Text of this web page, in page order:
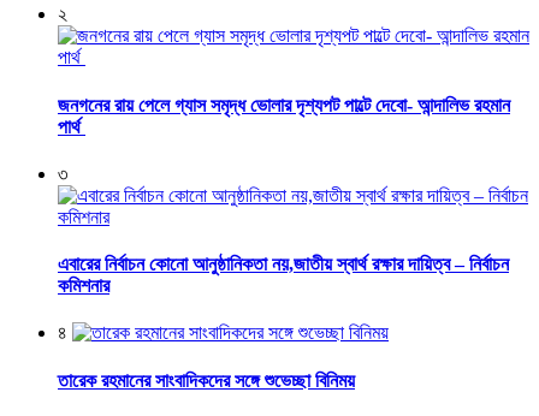
২
জনগনের রায় পেলে গ্যাস সমৃদ্ধ ভোলার দৃশ্যপট পাল্টে দেবো- আন্দালিভ রহমান
পার্থ
৩
এবারের নির্বাচন কোনো আনুষ্ঠানিকতা নয়,জাতীয় স্বার্থ রক্ষার দায়িত্ব – নির্বাচন
কমিশনার
৪
তারেক রহমানের সাংবাদিকদের সঙ্গে শুভেচ্ছা বিনিময়